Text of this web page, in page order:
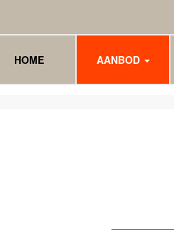
HOME AANBOD